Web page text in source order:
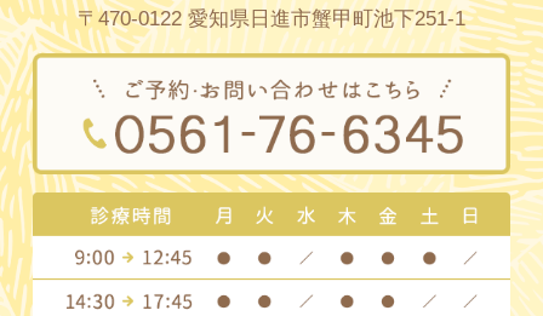
〒470-0122 愛知県日進市蟹甲町池下251-1